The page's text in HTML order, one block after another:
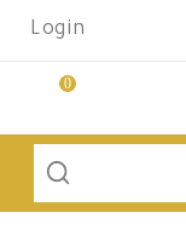
Login
0